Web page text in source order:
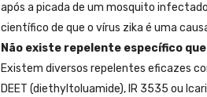
após a picada de um mosquito
científico de que o vírus zika é uma
Não existe repelente específico
Existem diversos repelentes eficazes
DEET (diethyltoluamide), IR 3535 ou